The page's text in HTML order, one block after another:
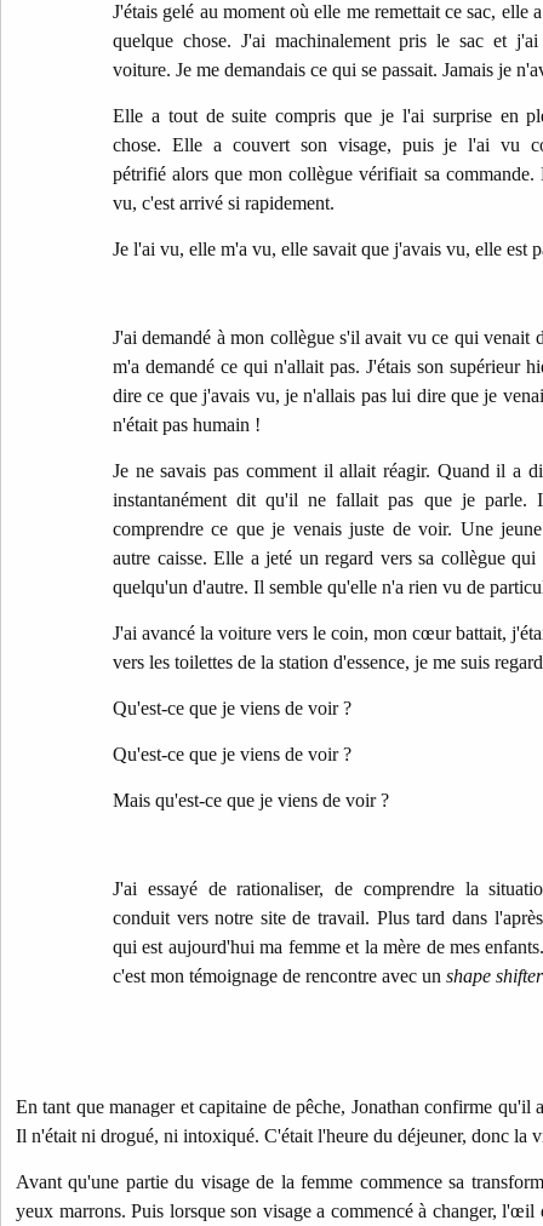
J'étais gelé au moment où elle me remettait ce sac, elle
quelque chose. J'ai machinalement pris le sac et
voiture. Je me demandais ce qui se passait. Jamais je
Elle a tout de suite compris que je l'ai surprise en
chose. Elle a couvert son visage, puis je l'ai vu
pétrifié alors que mon collègue vérifiait sa commande.
vu, c'est arrivé si rapidement.
Je l'ai vu, elle m'a vu, elle savait que j'avais vu, elle est
J'ai demandé à mon collègue s'il avait vu ce qui venait
m'a demandé ce qui n'allait pas. J'étais son supérieur
dire ce que j'avais vu, je n'allais pas lui dire que je
n'était pas humain !
Je ne savais pas comment il allait réagir. Quand il a
instantanément dit qu'il ne fallait pas que je parle.
comprendre ce que je venais juste de voir. Une
autre caisse. Elle a jeté un regard vers sa collègue
quelqu'un d'autre. Il semble qu'elle n'a rien vu de
J'ai avancé la voiture vers le coin, mon cœur battait,
vers les toilettes de la station d'essence, je me suis
Qu'est-ce que je viens de voir ?
Qu'est-ce que je viens de voir ?
Mais qu'est-ce que je viens de voir ?
J'ai essayé de rationaliser, de comprendre la
conduit vers notre site de travail. Plus tard dans
qui est aujourd'hui ma femme et la mère de mes
c'est mon témoignage de rencontre avec un shape shifter
En tant que manager et capitaine de pêche, Jonathan confirme qu'il
Il n'était ni drogué, ni intoxiqué. C'était l'heure du déjeuner, donc la
Avant qu'une partie du visage de la femme commence sa
yeux marrons. Puis lorsque son visage a commencé à changer,